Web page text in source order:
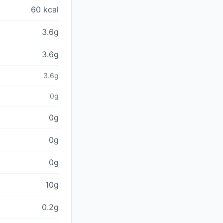
60 kcal
3.6g
3.6g
3.6g
0g
0g
0g
0g
10g
0.2g